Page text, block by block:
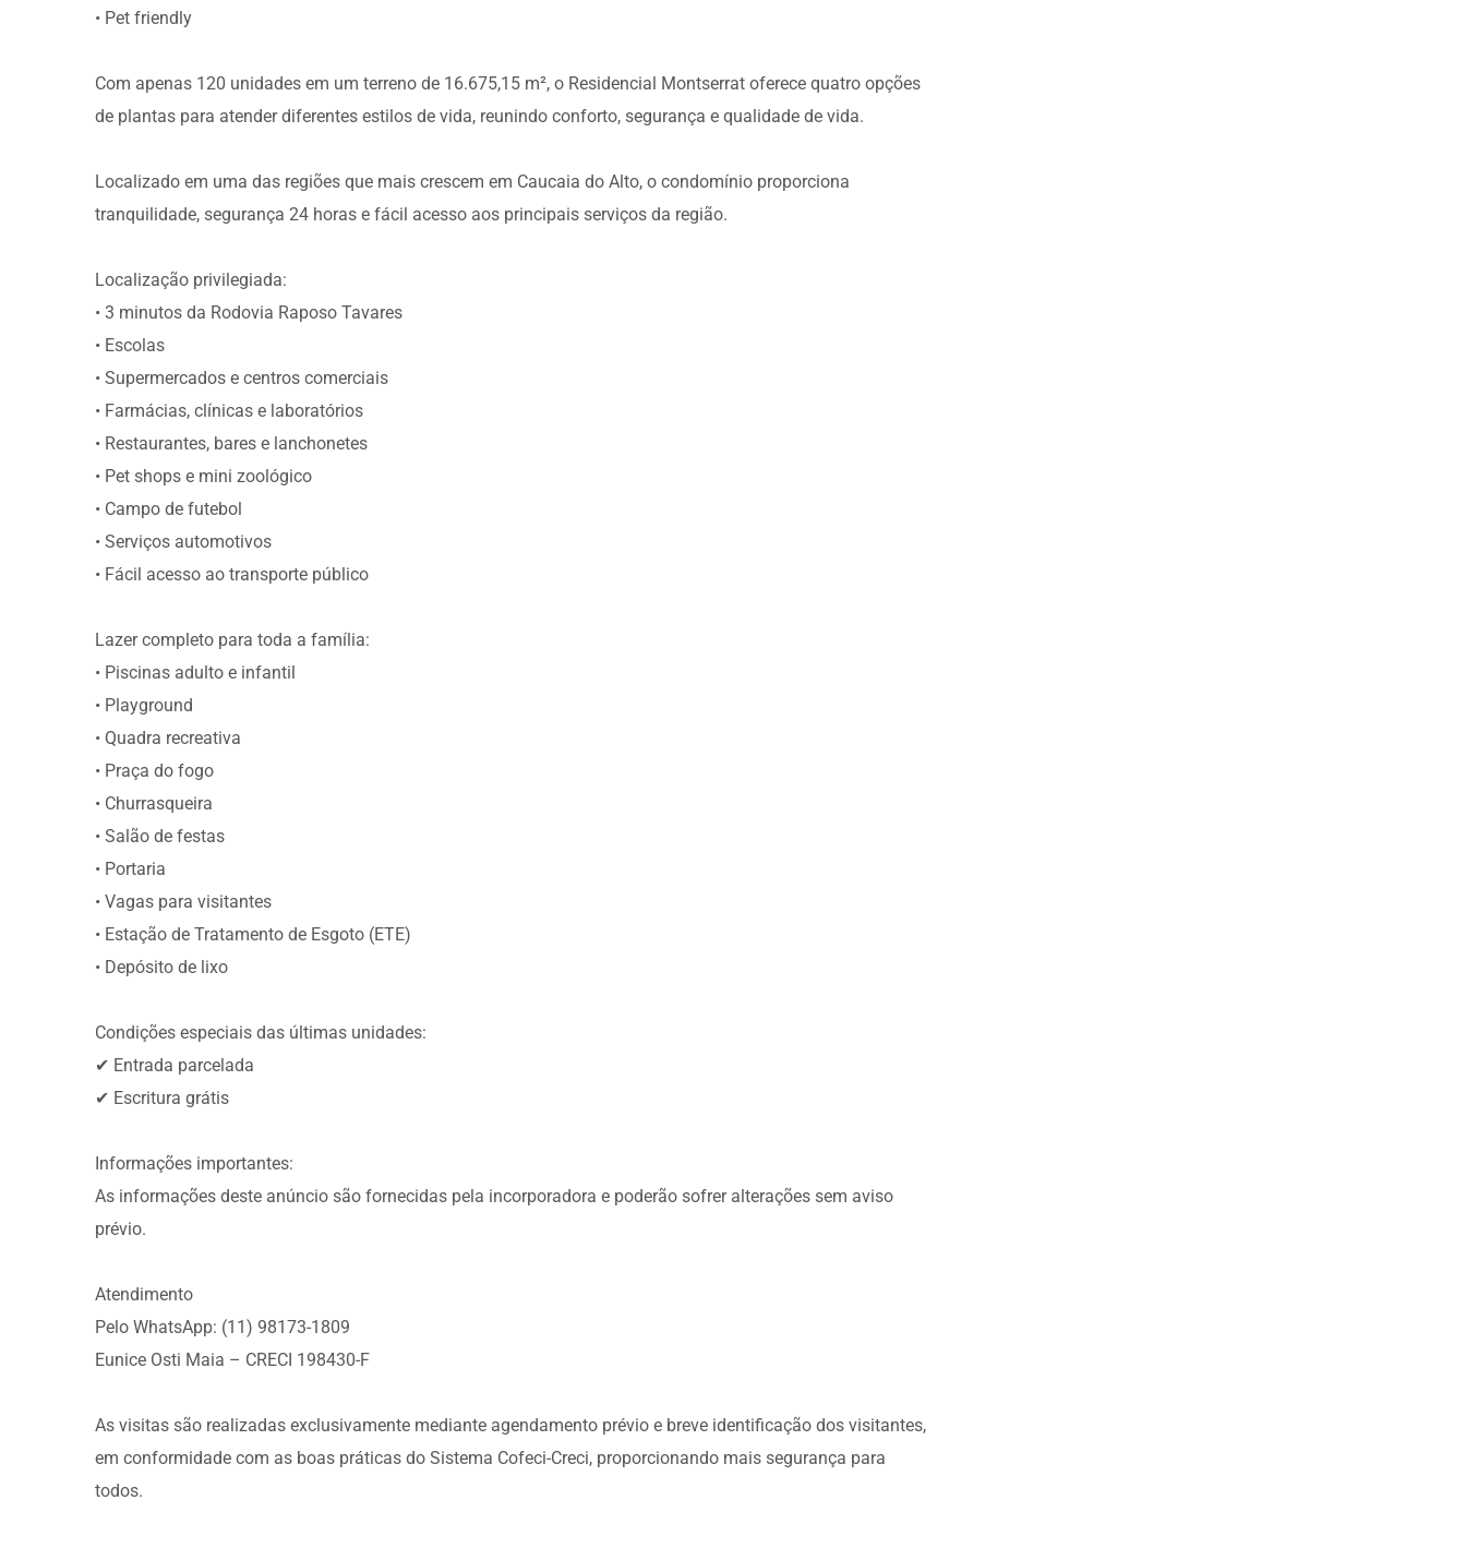
• Pet friendly
Com apenas 120 unidades em um terreno de 16.675,15 m², o Residencial Montserrat oferece quatro opções
de plantas para atender diferentes estilos de vida, reunindo conforto, segurança e qualidade de vida.
Localizado em uma das regiões que mais crescem em Caucaia do Alto, o condomínio proporciona
tranquilidade, segurança 24 horas e fácil acesso aos principais serviços da região.
Localização privilegiada:
• 3 minutos da Rodovia Raposo Tavares
• Escolas
• Supermercados e centros comerciais
• Farmácias, clínicas e laboratórios
• Restaurantes, bares e lanchonetes
• Pet shops e mini zoológico
• Campo de futebol
• Serviços automotivos
• Fácil acesso ao transporte público
Lazer completo para toda a família:
• Piscinas adulto e infantil
• Playground
• Quadra recreativa
• Praça do fogo
• Churrasqueira
• Salão de festas
• Portaria
• Vagas para visitantes
• Estação de Tratamento de Esgoto (ETE)
• Depósito de lixo
Condições especiais das últimas unidades:
✔ Entrada parcelada
✔ Escritura grátis
Informações importantes:
As informações deste anúncio são fornecidas pela incorporadora e poderão sofrer alterações sem aviso
prévio.
Atendimento
Pelo WhatsApp: (11) 98173-1809
Eunice Osti Maia – CRECI 198430-F
As visitas são realizadas exclusivamente mediante agendamento prévio e breve identificação dos visitantes,
em conformidade com as boas práticas do Sistema Cofeci-Creci, proporcionando mais segurança para
todos.